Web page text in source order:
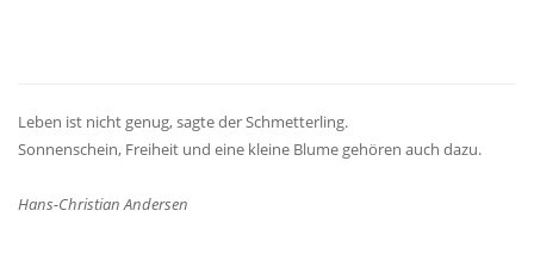
Leben ist nicht genug, sagte der Schmetterling.
Sonnenschein, Freiheit und eine kleine Blume gehören auch dazu.
Hans-Christian Andersen